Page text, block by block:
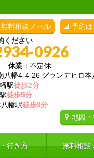
予約
無料相談メール
ください
0926
休業 ：不定休
八幡4-4-26 グランデヒロ
駅徒歩2分
徒歩5分
幡駅徒歩3分
地図
行き方 無料相談